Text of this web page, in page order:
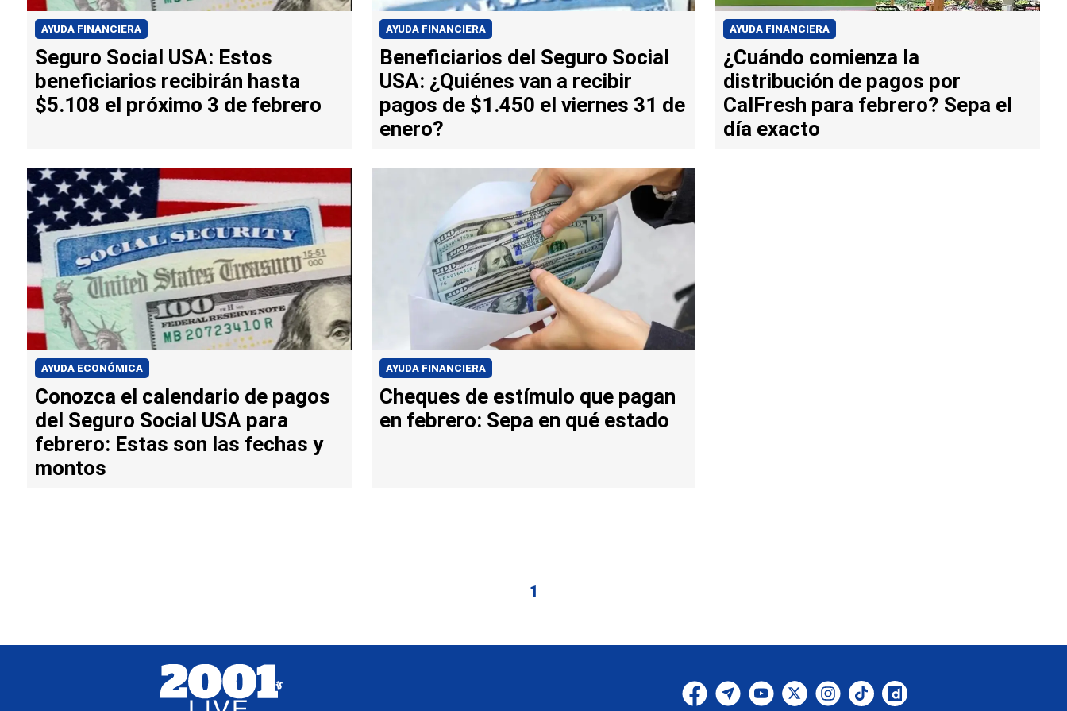
AYUDA FINANCIERA
Seguro Social USA: Estos
beneficiarios recibirán hasta
$5.108 el próximo 3 de febrero
AYUDA FINANCIERA
Beneficiarios del Seguro Social
USA: ¿Quiénes van a recibir
pagos de $1.450 el viernes 31 de
enero?
AYUDA FINANCIERA
¿Cuándo comienza la
distribución de pagos por
CalFresh para febrero? Sepa el
día exacto
AYUDA ECONÓMICA
Conozca el calendario de pagos
del Seguro Social USA para
febrero: Estas son las fechas y
montos
AYUDA FINANCIERA
Cheques de estímulo que pagan
en febrero: Sepa en qué estado
1